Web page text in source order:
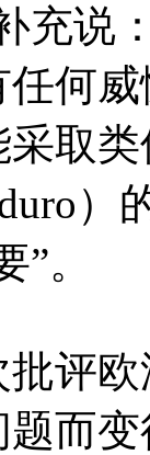
充说
何
取
。
评
而